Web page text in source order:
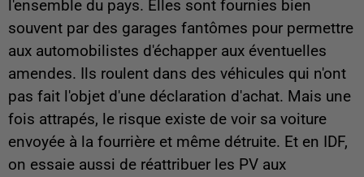
l'ensemble du pays. Elles sont fournies bien
souvent par des garages fantômes pour permettre
aux automobilistes d'échapper aux éventuelles
amendes. Ils roulent dans des véhicules qui n'ont
pas fait l'objet d'une déclaration d'achat. Mais une
fois attrapés, le risque existe de voir sa voiture
envoyée à la fourrière et même détruite. Et en IDF,
on essaie aussi de réattribuer les PV aux